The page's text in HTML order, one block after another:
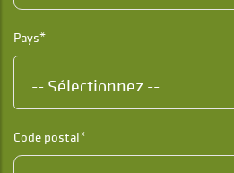
Pays*
Code postal*